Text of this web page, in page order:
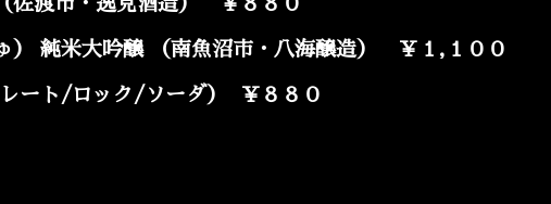
） 純米大吟醸 （南魚沼市・八海醸造） ￥１,１００
ート/ロック/ソーダ） ￥８８０